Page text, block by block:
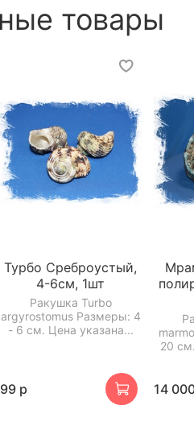
товары
Турбо Среброустый,
4-6см, 1шт
Ракушка Turbo
argyrostomus Размеры: 4
- 6 см. Цена указана...
99 р
20
14